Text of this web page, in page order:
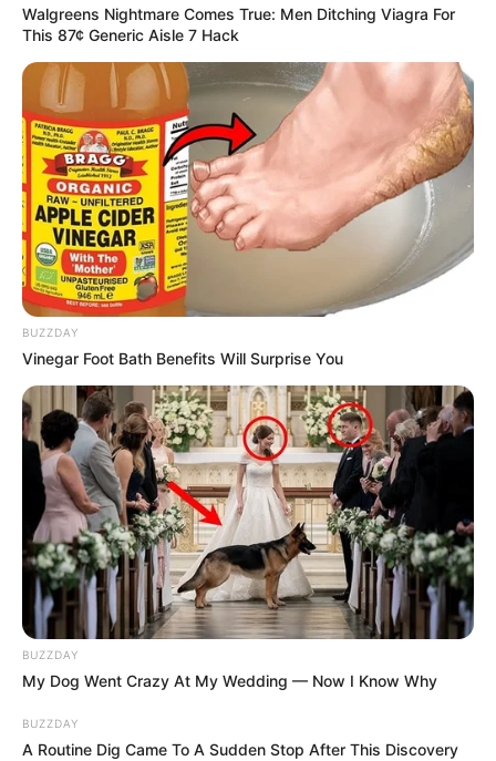
Walgreens Nightmare Comes True: Men Ditching Viagra For
This 87¢ Generic Aisle 7 Hack
BUZZDAY
Vinegar Foot Bath Benefits Will Surprise You
BUZZDAY
My Dog Went Crazy At My Wedding — Now I Know Why
BUZZDAY
A Routine Dig Came To A Sudden Stop After This Discovery